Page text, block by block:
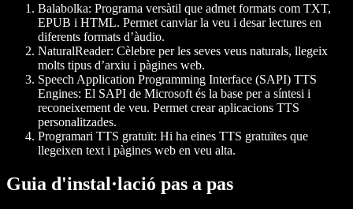
Balabolka: Programa versàtil que admet formats com TXT,
EPUB i HTML. Permet canviar la veu i desar lectures en
diferents formats d’àudio.
NaturalReader: Cèlebre per les seves veus naturals, llegeix
molts tipus d’arxiu i pàgines web.
Speech Application Programming Interface (SAPI) TTS
Engines: El SAPI de Microsoft és la base per a síntesi i
reconeixement de veu. Permet crear aplicacions TTS
personalitzades.
Programari TTS gratuït: Hi ha eines TTS gratuïtes que
llegeixen text i pàgines web en veu alta.
Guia d'instal·lació pas a pas